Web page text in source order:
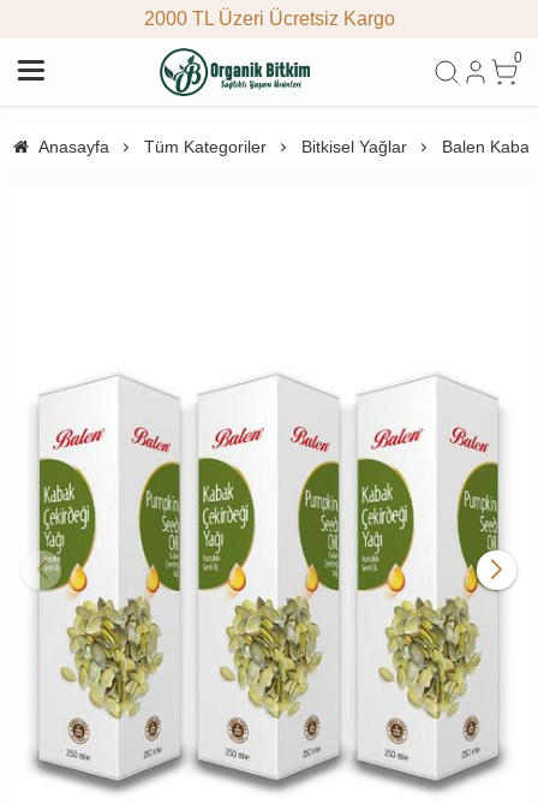
2000 TL Üzeri Ücretsiz Kargo
0
Anasayfa Tüm Kategoriler Bitkisel Yağlar Balen